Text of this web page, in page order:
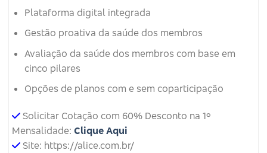
Plataforma digital integrada
Gestão proativa da saúde dos membros
Avaliação da saúde dos membros com base em
cinco pilares
Opções de planos com e sem coparticipação
Solicitar Cotação com 60% Desconto na 1º
Mensalidade: Clique Aqui
Site: https://alice.com.br/